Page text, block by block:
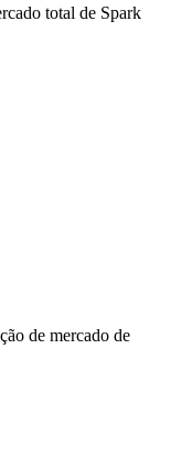
total de Spark
de mercado de